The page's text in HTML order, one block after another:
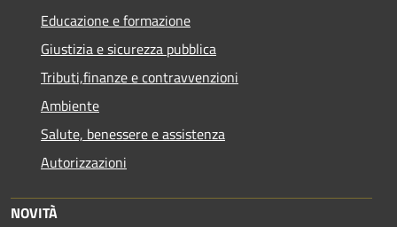
Educazione e formazione
Giustizia e sicurezza pubblica
Tributi,finanze e contravvenzioni
Ambiente
Salute, benessere e assistenza
Autorizzazioni
NOVITÀ